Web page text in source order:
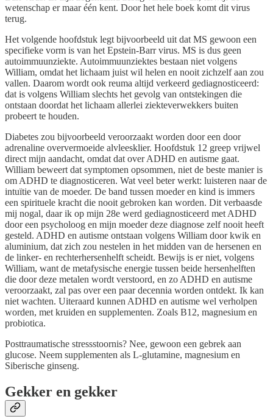
wetenschap er maar één kent. Door het hele boek komt dit virus
terug.
Het volgende hoofdstuk legt bijvoorbeeld uit dat MS gewoon een
specifieke vorm is van het Epstein-Barr virus. MS is dus geen
autoimmuunziekte. Autoimmuunziektes bestaan niet volgens
William, omdat het lichaam juist wil helen en nooit zichzelf aan zou
vallen. Daarom wordt ook reuma altijd verkeerd gediagnosticeerd:
dat is volgens William slechts het gevolg van ontstekingen die
ontstaan doordat het lichaam allerlei ziekteverwekkers buiten
probeert te houden.
Diabetes zou bijvoorbeeld veroorzaakt worden door een door
adrenaline oververmoeide alvleesklier. Hoofdstuk 12 greep vrijwel
direct mijn aandacht, omdat dat over ADHD en autisme gaat.
William beweert dat symptomen opsommen, niet de beste manier is
om ADHD te diagnosticeren. Wat veel beter werkt: luisteren naar de
intuïtie van de moeder. De band tussen moeder en kind is immers
een spirituele kracht die nooit gebroken kan worden. Dit verbaasde
mij nogal, daar ik op mijn 28e werd gediagnosticeerd met ADHD
door een psycholoog en mijn moeder deze diagnose zelf nooit heeft
gesteld. ADHD en autisme ontstaan volgens William door kwik en
aluminium, dat zich zou nestelen in het midden van de hersenen en
de linker- en rechterhersenhelft scheidt. Bewijs is er niet, volgens
William, want de metafysische energie tussen beide hersenhelften
die door deze metalen wordt verstoord, en zo ADHD en autisme
veroorzaakt, zal pas over een paar decennia worden ontdekt. Ik kan
niet wachten. Uiteraard kunnen ADHD en autisme wel verholpen
worden, met kruiden en supplementen. Zoals B12, magnesium en
probiotica.
Posttraumatische stressstoornis? Nee, gewoon een gebrek aan
glucose. Neem supplementen als L-glutamine, magnesium en
Siberische ginseng.
Gekker en gekker